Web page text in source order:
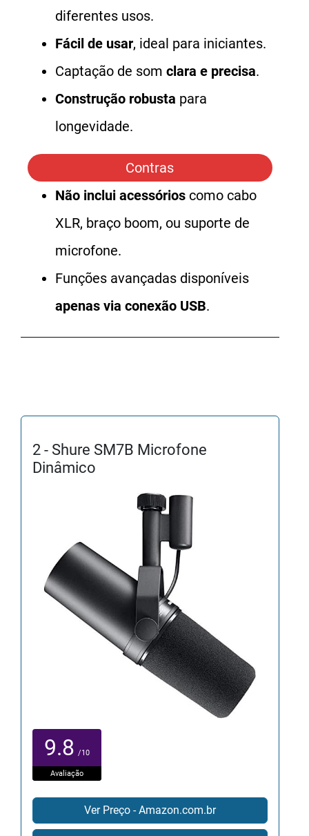
diferentes usos.
Fácil de usar, ideal para iniciantes.
Captação de som clara e precisa.
Construção robusta para
longevidade.
Contras
Não inclui acessórios como cabo
XLR, braço boom, ou suporte de
microfone.
Funções avançadas disponíveis
apenas via conexão USB.
2 - Shure SM7B Microfone
Dinâmico
9.8 /10
Avaliação
Ver Preço - Amazon.com.br